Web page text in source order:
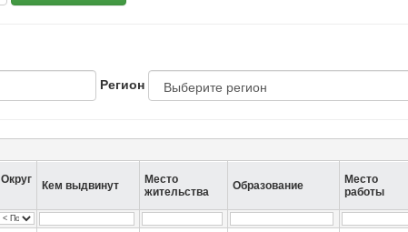
Регион
Округ Кем выдвинут
Место
жительства
Образование
Место
работы